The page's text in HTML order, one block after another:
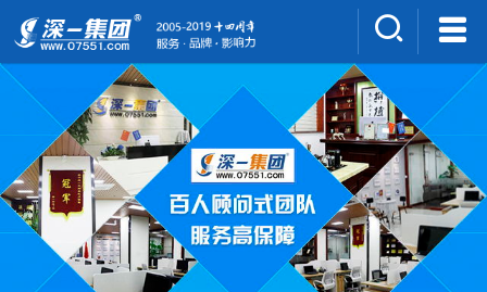
集团介绍
人才招聘
案例展示
新闻中心
深一风采